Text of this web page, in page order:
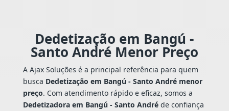
Dedetização em Bangú -
Santo André Menor Preço
A Ajax Soluções é a principal referência para quem
busca Dedetização em Bangú - Santo André menor
preço. Com atendimento rápido e eficaz, somos a
Dedetizadora em Bangú - Santo Andréde confiança